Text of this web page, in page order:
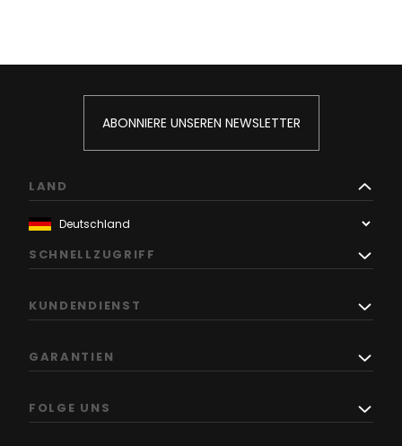
ABONNIERE UNSEREN NEWSLETTER
LAND
SCHNELLZUGRIFF
KUNDENDIENST
GARANTIEN
FOLGE UNS